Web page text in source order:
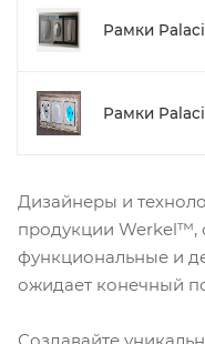
Рамки
Рамки
Дизайнеры и
продукции Werkel™,
функциональные и
ожидает конечный